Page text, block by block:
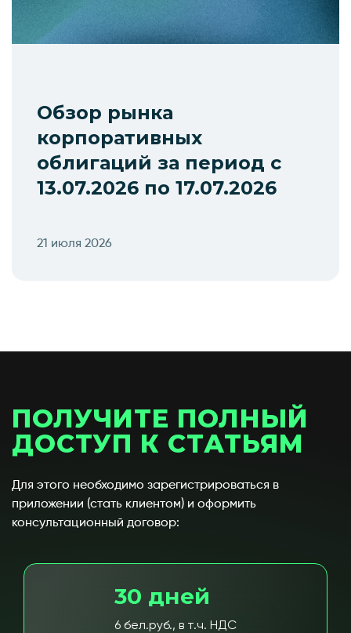
Обзор рынка
корпоративных
облигаций за период с
13.07.2026 по 17.07.2026
21 июля 2026
ПОЛУЧИТЕ ПОЛНЫЙ
ДОСТУП К СТАТЬЯМ
Для этого необходимо зарегистрироваться в
приложении (стать клиентом) и оформить
консультационный договор:
30 дней
6 бел.руб., в т.ч. НДС